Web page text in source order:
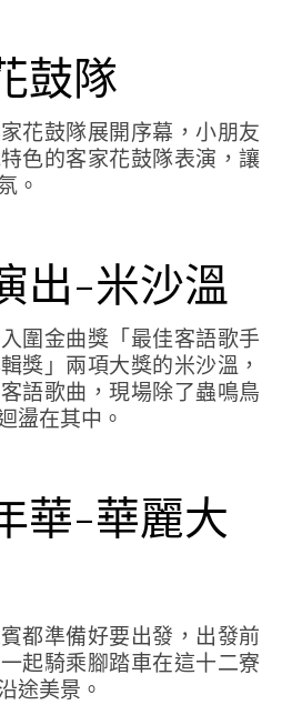
鼓隊
花鼓隊展開序幕，小朋友
色的客家花鼓隊表演，讓
。
出-米沙溫
圍金曲獎「最佳客語歌手
獎」兩項大獎的米沙溫，
語歌曲，現場除了蟲鳴鳥
盪在其中。
華-華麗大
都準備好要出發，出發前
起騎乘腳踏車在這十二寮
途美景。